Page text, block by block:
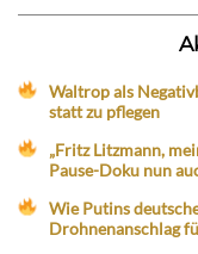
Waltrop als
statt zu pflegen
„Fritz Litzmann,
Pause-Doku nun
Wie Putins
Drohnenanschlag